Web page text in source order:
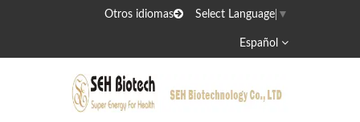
Otros idiomas Select Language ▼
Español